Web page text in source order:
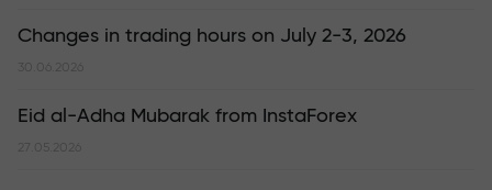
Changes in trading hours on July 2-3, 2026
30.06.2026
Eid al-Adha Mubarak from InstaForex
27.05.2026